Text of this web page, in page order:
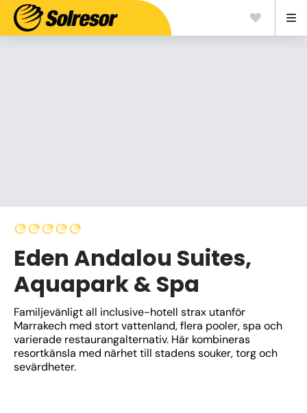
Eden Andalou Suites,
Aquapark & Spa
Familjevänligt all inclusive-hotell strax utanför
Marrakech med stort vattenland, flera pooler, spa och
varierade restaurangalternativ. Här kombineras
resortkänsla med närhet till stadens souker, torg och
sevärdheter.